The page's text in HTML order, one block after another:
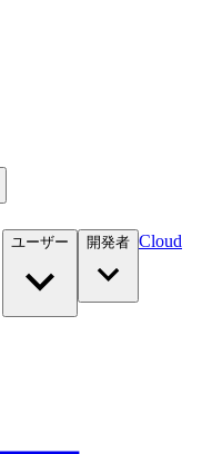
ユーザー 開発者​ Cloud